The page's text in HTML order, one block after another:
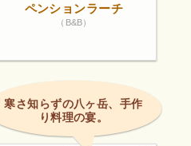
ペンションラーチ
（B&B）
寒さ知らずの八ヶ岳、手作
り料理の宴。